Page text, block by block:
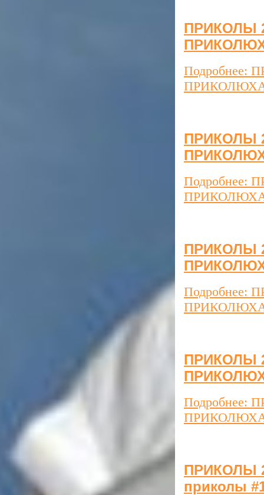
ПРИКОЛЫ
Подробнее:
ПРИКОЛЫ
Подробнее:
ПРИКОЛЫ
Подробнее:
ПРИКОЛЫ
Подробнее:
ПРИКОЛЫ
приколы